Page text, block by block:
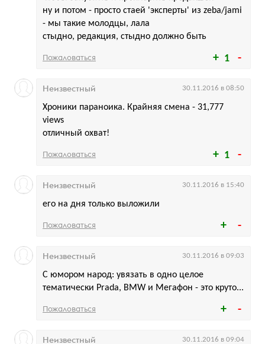
1
ну и потом - просто стаей 'эксперты' из zeba/jami
- мы такие молодцы, лала
стыдно, редакция, стыдно должно быть
Пожаловаться
1
Хроники параноика. Крайняя смена - 31,777
views
отличный охват!
Неизвестный 30.11.2016 в 08:50
Пожаловаться
его на дня только выложили
Неизвестный 30.11.2016 в 15:40
Пожаловаться
С юмором народ: увязать в одно целое
тематически Prada, BMW и Мегафон - это круто...
Неизвестный 30.11.2016 в 09:03
Пожаловаться
Неизвестный 30.11.2016 в 09:04